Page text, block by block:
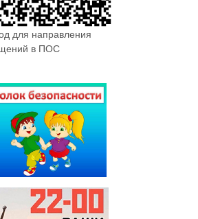
для направления
в ПОС